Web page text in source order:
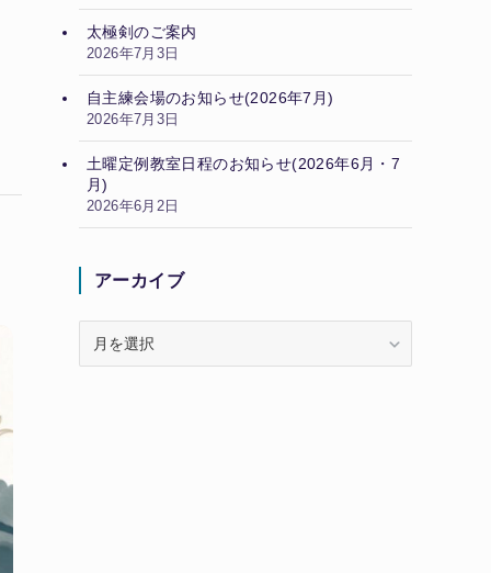
太極剣のご案内
2026年7月3日
自主練会場のお知らせ(2026年7月)
2026年7月3日
土曜定例教室日程のお知らせ(2026年6月・7
月)
2026年6月2日
アーカイブ